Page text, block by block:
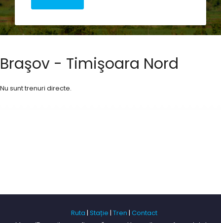
Braşov - Timişoara Nord
Nu sunt trenuri directe.
Ruta | Stație | Tren | Contact